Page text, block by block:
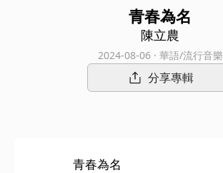
青春為名
陳立農
2024-08-06 · 華語/流行音樂
分享專輯
青春為名